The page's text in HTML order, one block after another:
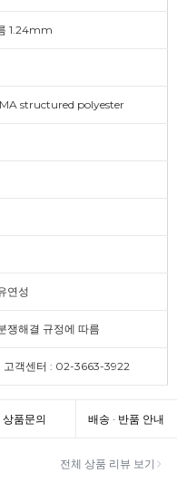
1.24mm
structured polyester
연성
쟁해결 규정에 따름
고객센터 : 02-3663-3922
상품문의 배송 · 반품 안내